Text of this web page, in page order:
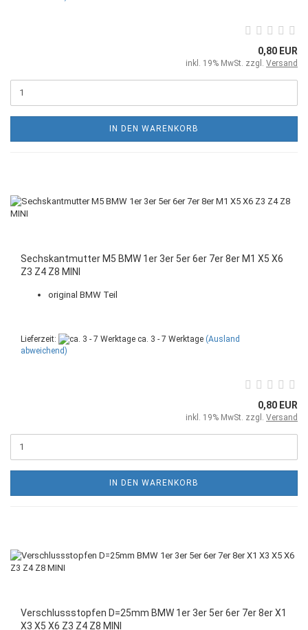
0,80 EUR
inkl. 19% MwSt. zzgl. Versand
IN DEN WARENKORB
Sechskantmutter M5 BMW 1er 3er 5er 6er 7er 8er M1 X5 X6
Z3 Z4 Z8 MINI
original BMW Teil
Lieferzeit: ca. 3 - 7 Werktage (Ausland
abweichend)
0,80 EUR
inkl. 19% MwSt. zzgl. Versand
IN DEN WARENKORB
Verschlussstopfen D=25mm BMW 1er 3er 5er 6er 7er 8er X1
X3 X5 X6 Z3 Z4 Z8 MINI